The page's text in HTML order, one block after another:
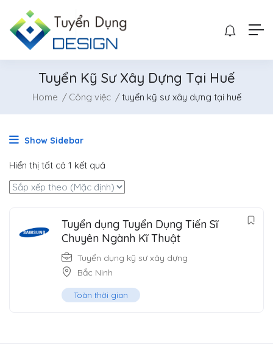
Tuyển Kỹ Sư Xây Dựng Tại Huế
Home Công việc tuyển kỹ sư xây dựng tại huế
Show Sidebar
Hiển thị tất cả 1 kết quả
Tuyển dụng Tuyển Dụng Tiến Sĩ
Chuyên Ngành Kĩ Thuật
Tuyển dụng kỹ sư xây dựng
Bắc Ninh
Toàn thời gian